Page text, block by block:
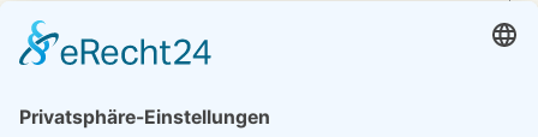
(Google Maps / Routenplaner